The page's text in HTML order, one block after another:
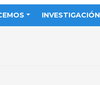
INVESTIGACIÓN